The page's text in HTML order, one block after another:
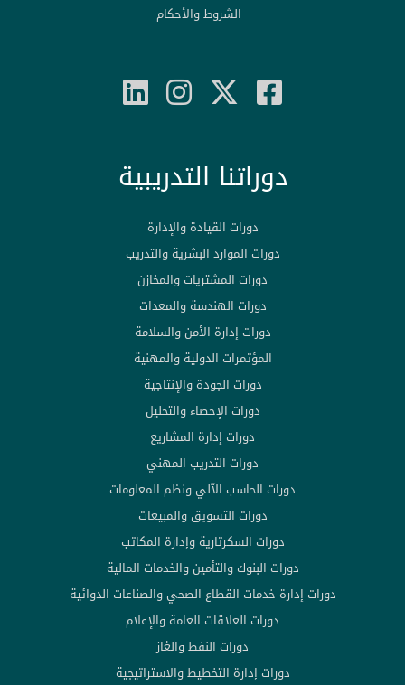
الشروط والأحكام
دوراتنا التدريبية
دورات القيادة والإدارة
دورات الموارد البشرية والتدريب
دورات المشتريات والمخازن
دورات الهندسة والمعدات
دورات إدارة الأمن والسلامة
المؤتمرات الدولية والمهنية
دورات الجودة والإنتاجية
دورات الإحصاء والتحليل
دورات إدارة المشاريع
دورات التدريب المهني
دورات الحاسب الآلي ونظم المعلومات
دورات التسويق والمبيعات
دورات السكرتارية وإدارة المكاتب
دورات البنوك والتأمين والخدمات المالية
دورات إدارة خدمات القطاع الصحي والصناعات الدوائية
دورات العلاقات العامة والإعلام
دورات النفط والغاز
دورات إدارة التخطيط والاستراتيجية